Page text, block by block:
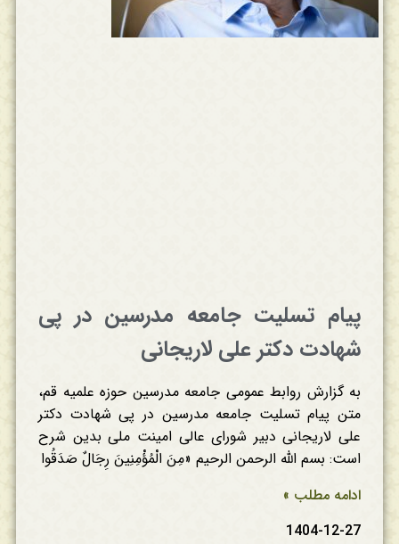
پیام تسلیت جامعه مدرسین در پی
شهادت دکتر علی لاریجانی
به گزارش روابط عمومی جامعه مدرسین حوزه علمیه قم،
متن پیام تسلیت جامعه مدرسین در پی شهادت دکتر
علی لاریجانی دبیر شورای عالی امینت ملی بدین شرح
است: بسم الله الرحمن الرحیم «مِنَ الْمُؤْمِنِينَ رِجَالٌ صَدَقُوا
ادامه مطلب »
1404-12-27